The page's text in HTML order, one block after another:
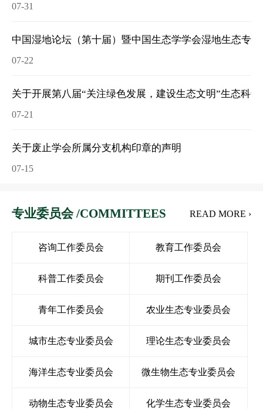
07-31
中国湿地论坛（第十届）暨中国生态学学会湿地生态专
07-22
关于开展第八届“关注绿色发展，建设生态文明”生态科
07-21
关于废止学会所属分支机构印章的声明
07-15
专业委员会 /COMMITTEES READ MORE ›
咨询工作委员会 教育工作委员会
科普工作委员会 期刊工作委员会
青年工作委员会 农业生态专业委员会
城市生态专业委员会 理论生态专业委员会
海洋生态专业委员会 微生物生态专业委员会
动物生态专业委员会 化学生态专业委员会